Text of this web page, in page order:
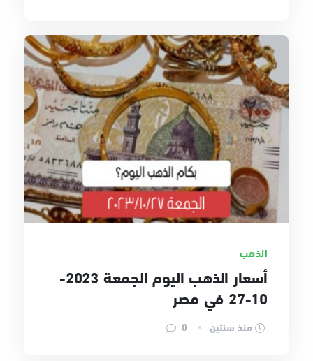
الذهب
أسعار الذهب اليوم الجمعة 2023-
10-27 في مصر
منذ سنتين